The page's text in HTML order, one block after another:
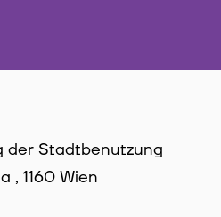
der Stadtbenutzung
, 1160 Wien